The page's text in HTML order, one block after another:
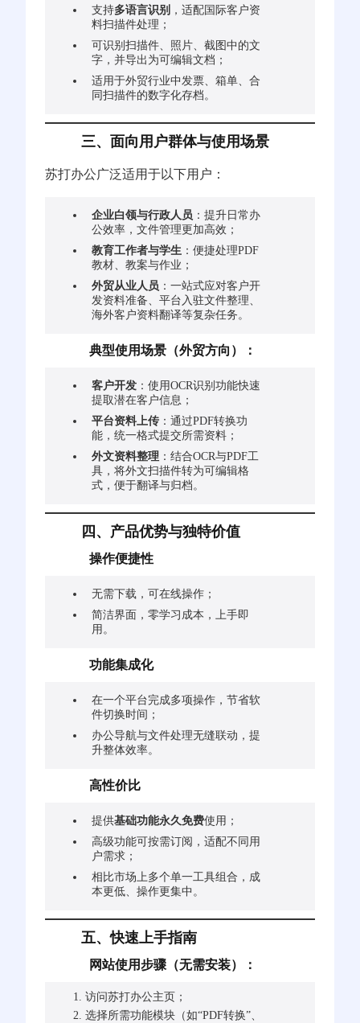
支持多语言识别 ，适配国际客户资
料扫描件处理；
可识别扫描件、照片、截图中的文
字，并导出为可编辑文档；
适用于外贸行业中发票、箱单、合
同扫描件的数字化存档。
三、面向用户群体与使用场景
苏打办公广泛适用于以下用户：
企业白领与行政人员 ：提升日常办
公效率，文件管理更加高效；
教育工作者与学生 ：便捷处理PDF
教材、教案与作业；
外贸从业人员 ：一站式应对客户开
发资料准备、平台入驻文件整理、
海外客户资料翻译等复杂任务。
典型使用场景（外贸方向）：
客户开发 ：使用OCR识别功能快速
提取潜在客户信息；
平台资料上传 ：通过PDF转换功
能，统一格式提交所需资料；
外文资料整理 ：结合OCR与PDF工
具，将外文扫描件转为可编辑格
式，便于翻译与归档。
四、产品优势与独特价值
操作便捷性
无需下载，可在线操作；
简洁界面，零学习成本，上手即
用。
功能集成化
在一个平台完成多项操作，节省软
件切换时间；
办公导航与文件处理无缝联动，提
升整体效率。
高性价比
提供基础功能永久免费使用；
高级功能可按需订阅，适配不同用
户需求；
相比市场上多个单一工具组合，成
本更低、操作更集中。
五、快速上手指南
网站使用步骤（无需安装）：
访问苏打办公主页；
选择所需功能模块（如“PDF转换”、